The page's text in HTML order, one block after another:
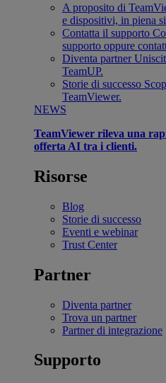
A proposito di
e dispositivi, in piena
Contatta il supporto
supporto oppure
Diventa partner
TeamUP.
Storie di successo
TeamViewer.
NEWS
TeamViewer rileva una
offerta AI tra i clienti.
Risorse
Blog
Storie di successo
Eventi e webinar
Trust Center
Partner
Diventa partner
Trova un partner
Partner di integrazione
Supporto